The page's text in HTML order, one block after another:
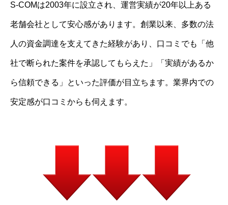
S-COMは2003年に設立され、運営実績が20年以上ある
老舗会社として安心感があります。創業以来、多数の法
人の資金調達を支えてきた経験があり、口コミでも「他
社で断られた案件を承認してもらえた」「実績があるか
ら信頼できる」といった評価が目立ちます。業界内での
安定感が口コミからも伺えます。